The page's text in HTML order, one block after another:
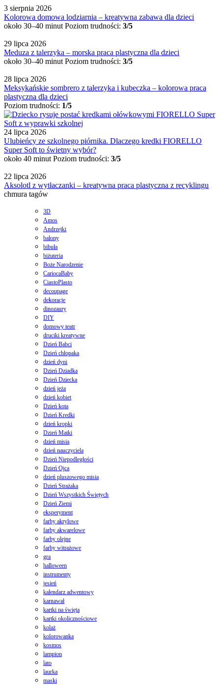
3 sierpnia 2026
Kolorowa domowa lodziarnia – kreatywna zabawa dla dzieci
około 30–40 minut Poziom trudności: 3/5
29 lipca 2026
Meduza z talerzyka – morska praca plastyczna dla dzieci
około 30–40 minut Poziom trudności: 3/5
28 lipca 2026
Meksykańskie sombrero z talerzyka i kubeczka – kolorowa praca
plastyczna dla dzieci
Poziom trudności: 1/5
24 lipca 2026
Ulubieńcy ze szkolnego piórnika. Dlaczego kredki FIORELLO
Super Soft to świetny wybór?
około 40 minut Poziom trudności: 3/5
22 lipca 2026
Aksolotl z wytłaczanki – kreatywna praca plastyczna z recyklingu
chmura tagów
3D
Amos
Andrzejki
balony
bibuła
biżuteria
Boże Narodzenie
CariocaBaby
CiastoPlasto
decoupage
dekoracje
dinozaury
DIY
domowy teatr
druciki kreatywne
Dzień Babci
Dzień chłopaka
dzień dyni
Dzień Dziadka
Dzień Dziecka
dzień jeża
dzień kobiet
Dzień kota
Dzień Kredki
dzień kropki
Dzień Matki
dzień misia
dzień nauczyciela
Dzień Niepodległości
Dzień Ojca
dzień pluszowego misia
Dzień Strażaka
Dzień Wszystkich Świętych
Dzień Ziemi
eksperyment
farby akrylowe
farby akwarelowe
farby olejne
farby witrażowe
gra
halloween
instrumenty
jesień
kalendarz adwentowy
karnawał
kartki na święta
kartki okolicznościowe
kolaż
kolorowanka
kosmos
lampion
lato
laurka
maski